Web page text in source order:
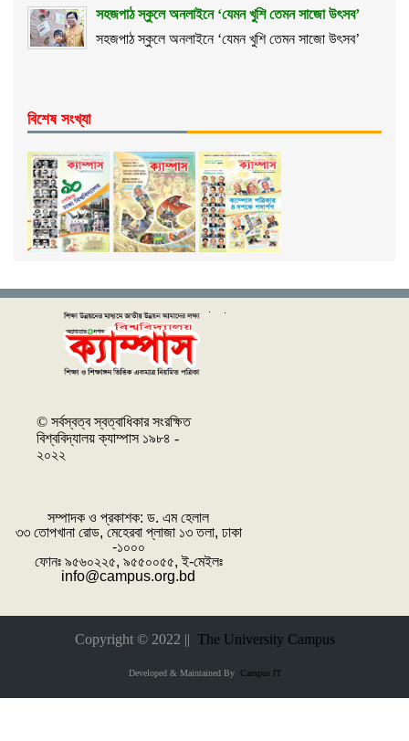
সহজপাঠ স্কুলে অনলাইনে ‘যেমন খুশি তেমন সাজো উৎসব’
সহজপাঠ স্কুলে অনলাইনে ‘যেমন খুশি তেমন সাজো উৎসব’
বিশেষ সংখ্যা
© সর্বস্বত্ব স্বত্বাধিকার সংরক্ষিত
বিশ্ববিদ্যালয় ক্যাম্পাস ১৯৮৪ -
২০২২
সম্পাদক ও প্রকাশক: ‌ড. এম হেলাল
৩৩ তোপখানা রোড, মেহেরবা প্লাজা ১৩ তলা, ঢাকা
-১০০০
ফোনঃ ৯৫৬০২২৫, ৯৫৫০০৫৫, ই-মেইলঃ
info@campus.org.bd
Copyright © 2022 || The University Campus
Developed & Maintained ByCampus IT